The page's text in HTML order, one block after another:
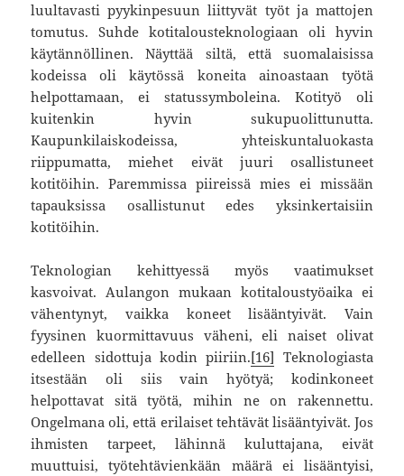
luultavasti pyykinpesuun liittyvät työt ja mattojen
tomutus. Suhde kotitalousteknologiaan oli hyvin
käytännöllinen. Näyttää siltä, että suomalaisissa
kodeissa oli käytössä koneita ainoastaan työtä
helpottamaan, ei statussymboleina. Kotityö oli
kuitenkin hyvin sukupuolittunutta.
Kaupunkilaiskodeissa, yhteiskuntaluokasta
riippumatta, miehet eivät juuri osallistuneet
kotitöihin. Paremmissa piireissä mies ei missään
tapauksissa osallistunut edes yksinkertaisiin
kotitöihin.
Teknologian kehittyessä myös vaatimukset
kasvoivat. Aulangon mukaan kotitaloustyöaika ei
vähentynyt, vaikka koneet lisääntyivät. Vain
fyysinen kuormittavuus väheni, eli naiset olivat
edelleen sidottuja kodin piiriin.[16] Teknologiasta
itsestään oli siis vain hyötyä; kodinkoneet
helpottavat sitä työtä, mihin ne on rakennettu.
Ongelmana oli, että erilaiset tehtävät lisääntyivät. Jos
ihmisten tarpeet, lähinnä kuluttajana, eivät
muuttuisi, työtehtävienkään määrä ei lisääntyisi,